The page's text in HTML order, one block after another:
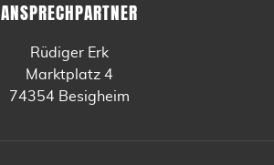
ANSPRECHPARTNER
Rüdiger Erk
Marktplatz 4
74354 Besigheim